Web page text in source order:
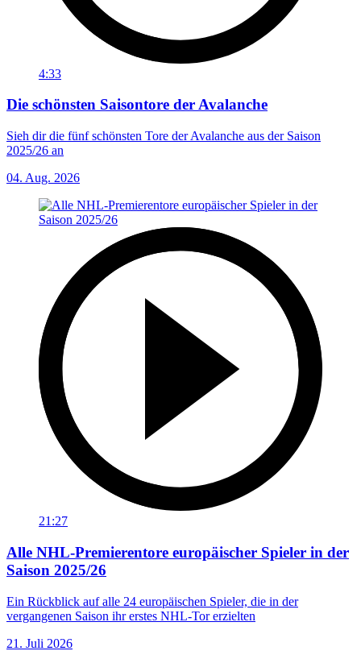
4:33
Die schönsten Saisontore der Avalanche
Sieh dir die fünf schönsten Tore der Avalanche aus der Saison
2025/26 an
04. Aug. 2026
21:27
Alle NHL-Premierentore europäischer Spieler in der
Saison 2025/26
Ein Rückblick auf alle 24 europäischen Spieler, die in der
vergangenen Saison ihr erstes NHL-Tor erzielten
21. Juli 2026